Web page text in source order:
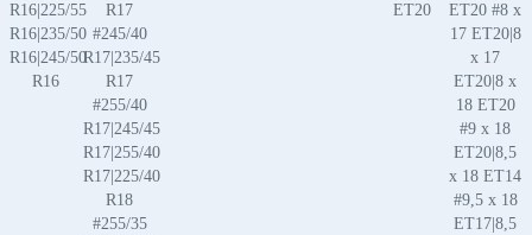
R16|225/55
R16|235/50
R16|245/50
R16
R17
#245/40
R17|235/45
R17
#255/40
R17|245/45
R17|255/40
R17|225/40
R18
#255/35
ET20
ET20 #8 x
17 ET20|8
x 17
ET20|8 x
18 ET20
#9 x 18
ET20|8,5
x 18 ET14
#9,5 x 18
ET17|8,5